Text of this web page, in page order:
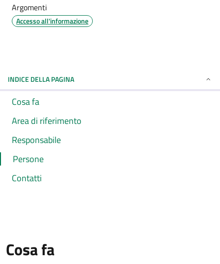
Argomenti
Accesso all'informazione
INDICE DELLA PAGINA
Cosa fa
Area di riferimento
Responsabile
Persone
Contatti
Cosa fa